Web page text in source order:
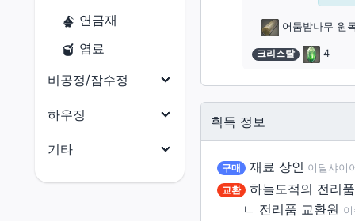
무도가
흑마도사
소환사
연금재
염료
비공정/잠수정
비공정(선체)
하우징
기타
전체
어둠밤나무 원
크리스탈 4
획득 정보
구매 재료 상인 이딜샤이
교환
하늘도적의 전리
ㄴ 전리품 교환원